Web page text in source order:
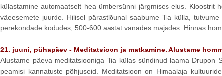
külastamine automaatselt hea ümbersünni järgmises elus. Kloostrit
väeesemete juurde. Hilisel pärastlõunal saabume Tia külla,
perekondade kodudes, 500-600 aastat vanades majades. Hinnas
21. juuni, pühapäev - Meditatsioon ja matkamine. Alustame
Alustame päeva meditatsiooniga Tia külas sündinud laama
peamisi kannatuste põhjuseid. Meditatsioon on Himaalaja